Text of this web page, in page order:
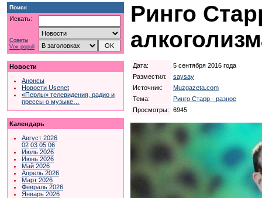
Поиск
Искать:
Советы
Vox populi
Новости
Анонсы
Новости Usenet
«Перлы» телевидения, радио и
прессы о музыке…
Календарь
Август 2026
02 03 05 06
Июль 2026
Июнь 2026
Май 2026
Апрель 2026
Март 2026
Февраль 2026
Январь 2026
Ринго
Дата:
5 сентября 2016 года
Разместил:
saysay
Источник:
Muzgazeta.com
Тема:
Ринго Старр - разное
Просмотры:
6945